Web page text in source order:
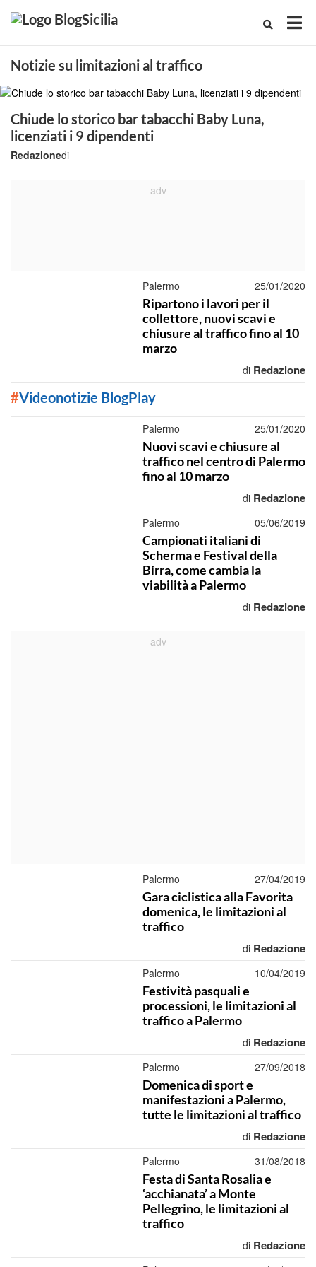
Notizie su limitazioni al traffico
Chiude lo storico bar tabacchi Baby Luna,
licenziati i 9 dipendenti
di
Redazione
Palermo 25/01/2020
Ripartono i lavori per il
collettore, nuovi scavi e
chiusure al traffico fino al 10
marzo
di Redazione
#Videonotizie BlogPlay
Palermo 25/01/2020
Nuovi scavi e chiusure al
traffico nel centro di Palermo
fino al 10 marzo
di Redazione
Palermo 05/06/2019
Campionati italiani di
Scherma e Festival della
Birra, come cambia la
viabilità a Palermo
di Redazione
Palermo 27/04/2019
Gara ciclistica alla Favorita
domenica, le limitazioni al
traffico
di Redazione
Palermo 10/04/2019
Festività pasquali e
processioni, le limitazioni al
traffico a Palermo
di Redazione
Palermo 27/09/2018
Domenica di sport e
manifestazioni a Palermo,
tutte le limitazioni al traffico
di Redazione
Palermo 31/08/2018
Festa di Santa Rosalia e
‘acchianata’ a Monte
Pellegrino, le limitazioni al
traffico
di Redazione